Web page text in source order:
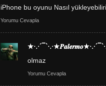
iPhone bu oyunu Nasıl
Yorumu Cevapla
olmaz
Yorumu Cevapla